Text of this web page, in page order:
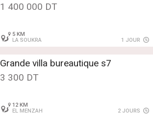
1 400 000 DT
5 KM
LA SOUKRA
1 JOUR
Grande villa bureautique s7
3 300 DT
12 KM
EL MENZAH
2 JOURS